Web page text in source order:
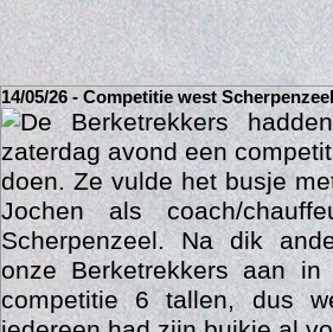
14/05/26 - Competitie west Scherpenzeel
De Berketrekkers
zaterdag avond een
doen. Ze vulde het busje
Jochen als coach/
Scherpenzeel. Na dik
onze Berketrekkers aan
competitie 6 tallen, dus